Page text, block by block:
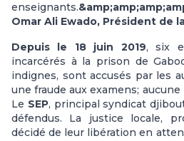
enseignants.
Omar Ali Ewado, Président de
Depuis le 18 juin 2019, six
incarcérés à la prison de
indignes, sont accusés par les
une fraude aux examens;
Le SEP, principal syndicat
défendus. La justice locale,
décidé de leur libération en